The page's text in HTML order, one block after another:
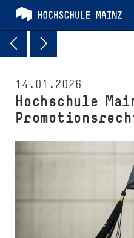
14.01.2026
Hochschule